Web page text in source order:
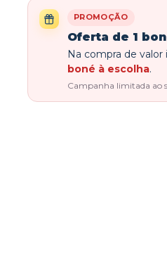
PROMOÇÃO
Oferta de 1
Na compra de valor
boné à escolha.
Campanha limitada ao